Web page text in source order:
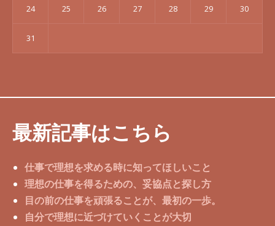
24 25 26 27 28 29 30
31
最新記事はこちら
仕事で理想を求める時に知ってほしいこと
理想の仕事を得るための、妥協点と探し方
目の前の仕事を頑張ることが、最初の一歩。
自分で理想に近づけていくことが大切